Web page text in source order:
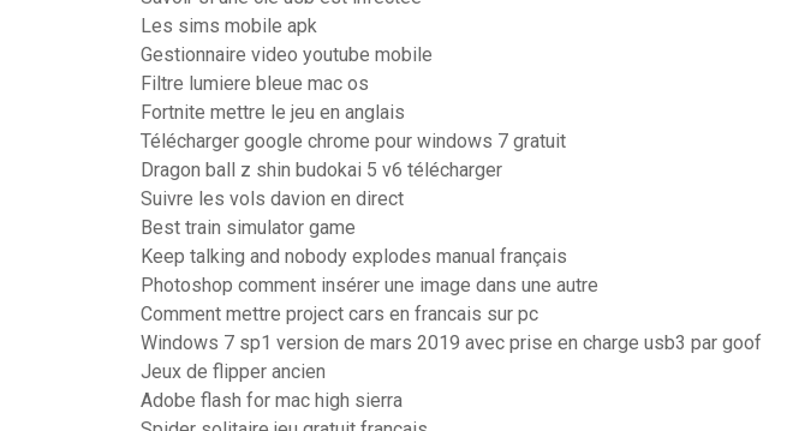
Les sims mobile apk
Gestionnaire video youtube mobile
Filtre lumiere bleue mac os
Fortnite mettre le jeu en anglais
Télécharger google chrome pour windows 7 gratuit
Dragon ball z shin budokai 5 v6 télécharger
Suivre les vols davion en direct
Best train simulator game
Keep talking and nobody explodes manual français
Photoshop comment insérer une image dans une autre
Comment mettre project cars en francais sur pc
Windows 7 sp1 version de mars 2019 avec prise en charge usb3 par goof
Jeux de flipper ancien
Adobe flash for mac high sierra